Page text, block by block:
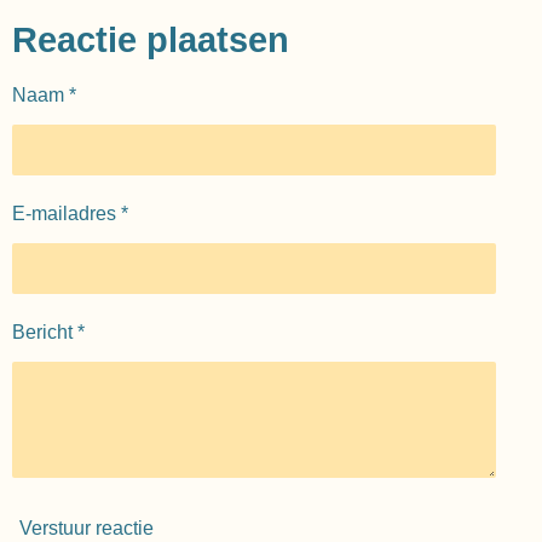
e
n
r
e
e
n
Reactie plaatsen
Naam *
E-mailadres *
Bericht *
Verstuur reactie